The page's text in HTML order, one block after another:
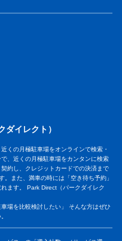
ダイレクト）
くの月極駐車場をオンラインで検索・
、近くの月極駐車場をカンタンに検索
約し、クレジットカードでの決済まで
また、満車の時には「空き待ち予約」
ます。 Park Direct（パークダイレク
場を比較検討したい」 そんな方はぜひ